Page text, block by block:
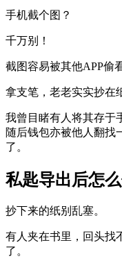
手机截个图？
千万别！
截图容易被其他APP偷
拿支笔，老老实实抄在
我曾目睹有人将其存于
随后钱包亦被他人翻找
了。
私匙导出后怎
抄下来的纸别乱塞。
有人夹在书里，回头找
了。